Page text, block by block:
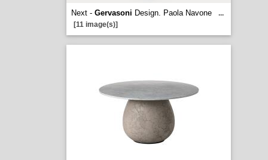
Next - Gervasoni Design. Paola Navone
...
[11 image(s)]